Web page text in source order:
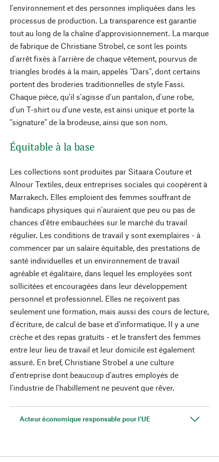
l'environnement et des personnes impliquées dans les
processus de production. La transparence est garantie
tout au long de la chaîne d'approvisionnement. La marque
de fabrique de Christiane Strobel, ce sont les points
d'arrêt fixés à l'arrière de chaque vêtement, pourvus de
triangles brodés à la main, appelés "Dars", dont certains
portent des broderies traditionnelles de style Fassi.
Chaque pièce, qu'il s'agisse d'un pantalon, d'une robe,
d'un T-shirt ou d'une veste, est ainsi unique et porte la
"signature" de la brodeuse, ainsi que son nom.
Équitable à la base
Les collections sont produites par Sitaara Couture et
Alnour Textiles, deux entreprises sociales qui coopèrent à
Marrakech. Elles emploient des femmes souffrant de
handicaps physiques qui n'auraient que peu ou pas de
chances d'être embauchées sur le marché du travail
régulier. Les conditions de travail y sont exemplaires - à
commencer par un salaire équitable, des prestations de
santé individuelles et un environnement de travail
agréable et égalitaire, dans lequel les employées sont
sollicitées et encouragées dans leur développement
personnel et professionnel. Elles ne reçoivent pas
seulement une formation, mais aussi des cours de lecture,
d'écriture, de calcul de base et d'informatique. Il y a une
crèche et des repas gratuits - et le transfert des femmes
entre leur lieu de travail et leur domicile est également
assuré. En bref, Christiane Strobel a une culture
d'entreprise dont beaucoup d'autres employés de
l'industrie de l'habillement ne peuvent que rêver.
Acteur économique responsable pour l'UE